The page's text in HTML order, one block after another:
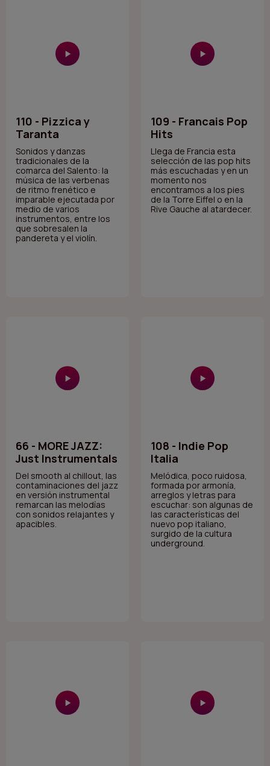
110 - Pizzica y
Taranta
Sonidos y danzas
tradicionales de la
comarca del Salento: la
música de las verbenas
de ritmo frenético e
imparable ejecutada por
medio de varios
instrumentos, entre los
que sobresalen la
pandereta y el violín.
109 - Francais Pop
Hits
Llega de Francia esta
selección de las pop hits
más escuchadas y en un
momento nos
encontramos a los pies
de la Torre Eiffel o en la
Rive Gauche al atardecer.
66 - MORE JAZZ:
Just Instrumentals
Del smooth al chillout, las
contaminaciones del jazz
en versión instrumental
remarcan las melodías
con sonidos relajantes y
apacibles.
108 - Indie Pop
Italia
Melódica, poco ruidosa,
formada por armonía,
arreglos y letras para
escuchar: son algunas de
las características del
nuevo pop italiano,
surgido de la cultura
underground.